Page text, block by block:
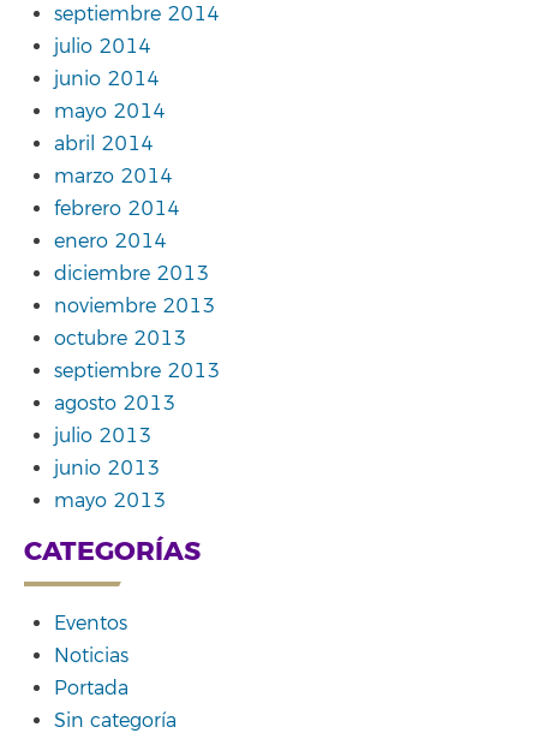
septiembre 2014
julio 2014
junio 2014
mayo 2014
abril 2014
marzo 2014
febrero 2014
enero 2014
diciembre 2013
noviembre 2013
octubre 2013
septiembre 2013
agosto 2013
julio 2013
junio 2013
mayo 2013
CATEGORÍAS
Eventos
Noticias
Portada
Sin categoría